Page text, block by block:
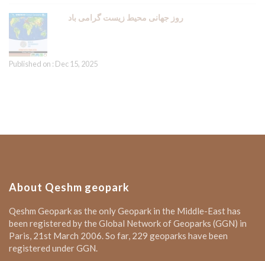
روز جهانی محیط زیست گرامی باد
Published on : Dec 15, 2025
About Qeshm geopark
Qeshm Geopark as the only Geopark in the Middle-East has
been registered by the Global Network of Geoparks (GGN) in
Paris, 21st March 2006. So far, 229 geoparks have been
registered under GGN.